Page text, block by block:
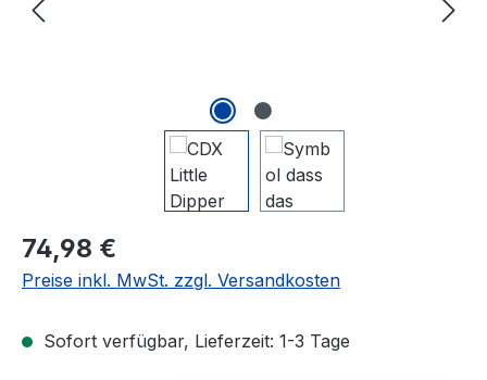
Regulärer Preis:
74,98 €
Preise inkl. MwSt. zzgl. Versandkosten
Sofort verfügbar, Lieferzeit: 1-3 Tage